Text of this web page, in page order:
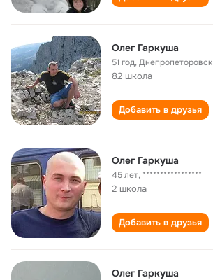
Олег Гаркуша
51 год,Днепропеторовск
82 школа
Добавить в друзья
Олег Гаркуша
45 лет, *****************
2 школа
Добавить в друзья
Олег Гаркуша